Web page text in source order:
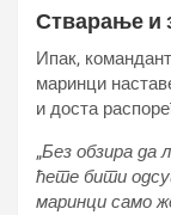
Стварање и
Ипак,
маринци
и доста
„Без обзира
ћете бити
маринци само